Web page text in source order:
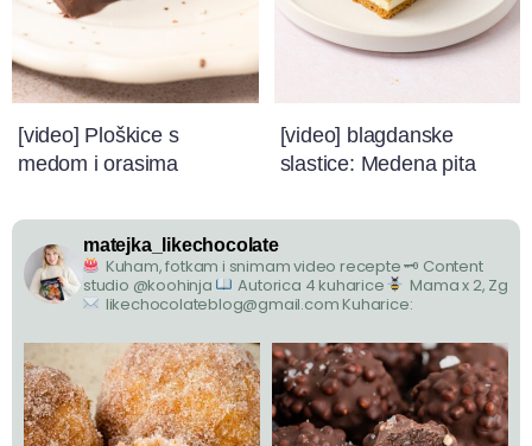
[video] Ploškice s
medom i orasima
[video] blagdanske
slastice: Medena pita
matejka_likechocolate
Kuham, fotkam i snimam video recepte🗝 Content
studio @koohinja
Autorica 4 kuharice
Mama x 2, Zg
likechocolateblog@gmail.com Kuharice: